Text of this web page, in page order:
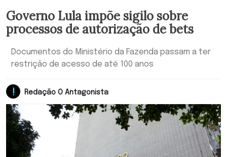
Governo Lula impõe sigilo sobre
processos de autorização de bets
Documentos do Ministério da Fazenda passam a ter
restrição de acesso de até 100 anos
Redação O Antagonista